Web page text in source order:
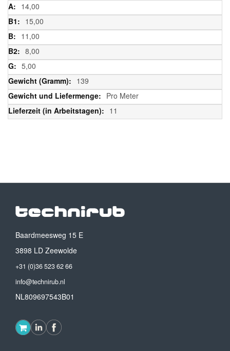
14,00
15,00
11,00
8,00
5,00
139
Pro Meter
11
Baardmeesweg 15 E
3898 LD Zeewolde
+31 (0)36 523 62 66
info@technirub.nl
NL809697543B01